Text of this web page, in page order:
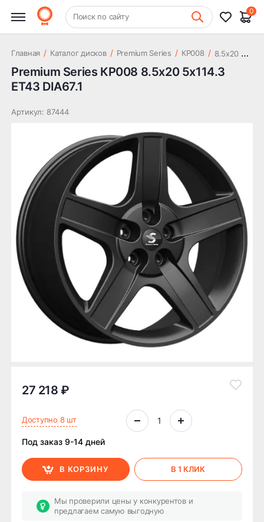
+7 (831) 261-35-35 Шиномонтаж
Поиск по сайту
0
5x114.3 ET43 DIA67.1
Главная / Каталог дисков / Premium Series / КР008 / 8
.5x20 5x114.3 ET43 DIA67.1
Premium Series КР008 8.5x20 5x114.3
ET43 DIA67.1
Артикул: 87444
27 218 ₽
Доступно 8 шт
Под заказ 9-14 дней
В КОРЗИНУ В 1 КЛИК
Мы проверили цены у конкурентов и
предлагаем самую выгодную